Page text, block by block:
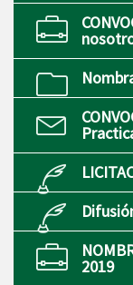
2019